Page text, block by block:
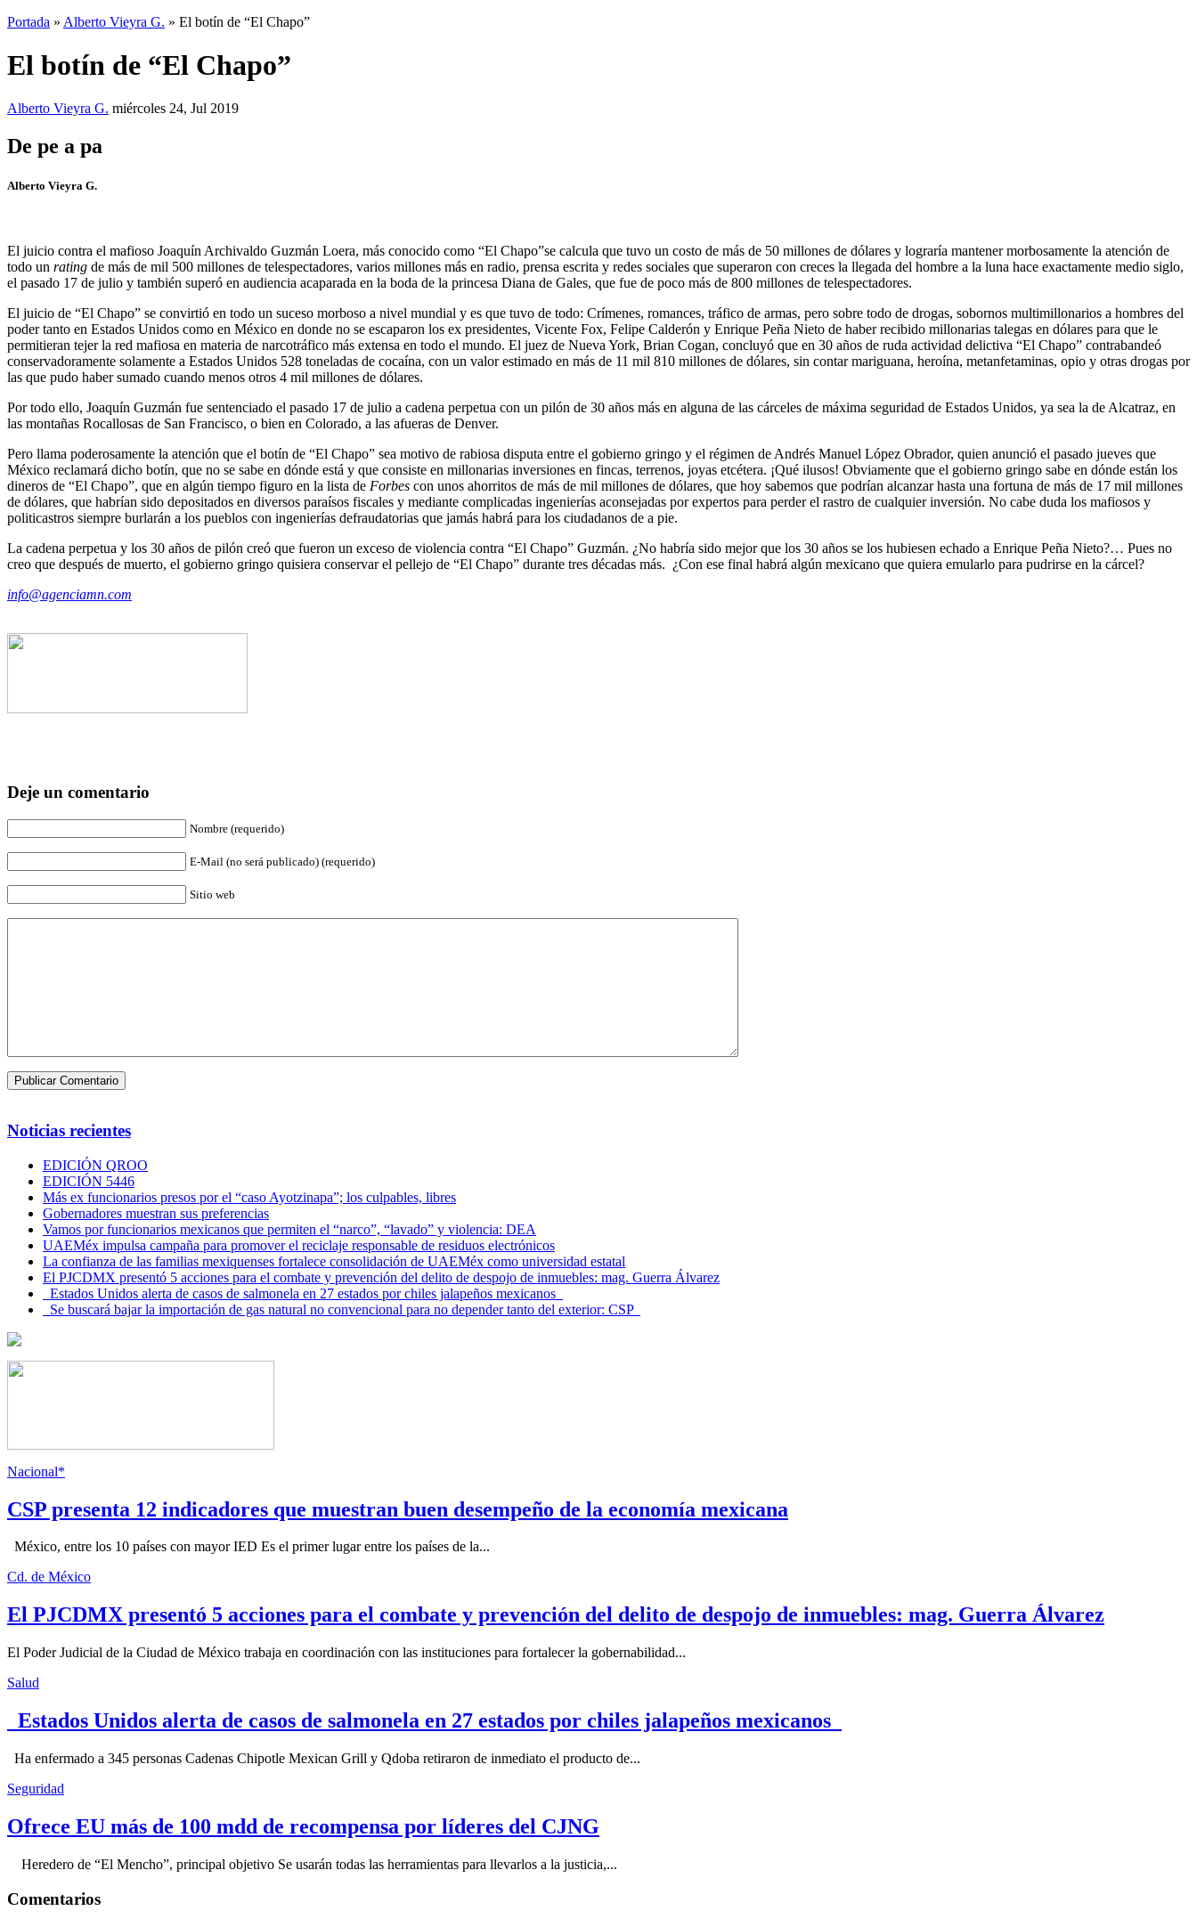
Portada » Alberto Vieyra G. » El botín de “El Chapo”
El botín de “El Chapo”
Alberto Vieyra G. miércoles 24, Jul 2019
De pe a pa
Alberto Vieyra G.
El juicio contra el mafioso Joaquín Archivaldo Guzmán Loera, más conocido como “El Chapo”se calcula que tuvo un costo de más de 50 millones de dólares y lograría mantener morbosamente la atención de
todo un rating de más de mil 500 millones de telespectadores, varios millones más en radio, prensa escrita y redes sociales que superaron con creces la llegada del hombre a la luna hace exactamente medio siglo,
el pasado 17 de julio y también superó en audiencia acaparada en la boda de la princesa Diana de Gales, que fue de poco más de 800 millones de telespectadores.
El juicio de “El Chapo” se convirtió en todo un suceso morboso a nivel mundial y es que tuvo de todo: Crímenes, romances, tráfico de armas, pero sobre todo de drogas, sobornos multimillonarios a hombres del
poder tanto en Estados Unidos como en México en donde no se escaparon los ex presidentes, Vicente Fox, Felipe Calderón y Enrique Peña Nieto de haber recibido millonarias talegas en dólares para que le
permitieran tejer la red mafiosa en materia de narcotráfico más extensa en todo el mundo. El juez de Nueva York, Brian Cogan, concluyó que en 30 años de ruda actividad delictiva “El Chapo” contrabandeó
conservadoramente solamente a Estados Unidos 528 toneladas de cocaína, con un valor estimado en más de 11 mil 810 millones de dólares, sin contar mariguana, heroína, metanfetaminas, opio y otras drogas por
las que pudo haber sumado cuando menos otros 4 mil millones de dólares.
Por todo ello, Joaquín Guzmán fue sentenciado el pasado 17 de julio a cadena perpetua con un pilón de 30 años más en alguna de las cárceles de máxima seguridad de Estados Unidos, ya sea la de Alcatraz, en
las montañas Rocallosas de San Francisco, o bien en Colorado, a las afueras de Denver.
Pero llama poderosamente la atención que el botín de “El Chapo” sea motivo de rabiosa disputa entre el gobierno gringo y el régimen de Andrés Manuel López Obrador, quien anunció el pasado jueves que
México reclamará dicho botín, que no se sabe en dónde está y que consiste en millonarias inversiones en fincas, terrenos, joyas etcétera. ¡Qué ilusos! Obviamente que el gobierno gringo sabe en dónde están los
dineros de “El Chapo”, que en algún tiempo figuro en la lista de Forbes con unos ahorritos de más de mil millones de dólares, que hoy sabemos que podrían alcanzar hasta una fortuna de más de 17 mil millones
de dólares, que habrían sido depositados en diversos paraísos fiscales y mediante complicadas ingenierías aconsejadas por expertos para perder el rastro de cualquier inversión. No cabe duda los mafiosos y
politicastros siempre burlarán a los pueblos con ingenierías defraudatorias que jamás habrá para los ciudadanos de a pie.
La cadena perpetua y los 30 años de pilón creó que fueron un exceso de violencia contra “El Chapo” Guzmán. ¿No habría sido mejor que los 30 años se los hubiesen echado a Enrique Peña Nieto?… Pues no
creo que después de muerto, el gobierno gringo quisiera conservar el pellejo de “El Chapo” durante tres décadas más. ¿Con ese final habrá algún mexicano que quiera emularlo para pudrirse en la cárcel?
info@agenciamn.com
Deje un comentario
Nombre (requerido)
E-Mail (no será publicado) (requerido)
Sitio web
Noticias recientes
EDICIÓN QROO
EDICIÓN 5446
Más ex funcionarios presos por el “caso Ayotzinapa”; los culpables, libres
Gobernadores muestran sus preferencias
Vamos por funcionarios mexicanos que permiten el “narco”, “lavado” y violencia: DEA
UAEMéx impulsa campaña para promover el reciclaje responsable de residuos electrónicos
La confianza de las familias mexiquenses fortalece consolidación de UAEMéx como universidad estatal
El PJCDMX presentó 5 acciones para el combate y prevención del delito de despojo de inmuebles: mag. Guerra Álvarez
Estados Unidos alerta de casos de salmonela en 27 estados por chiles jalapeños mexicanos
Se buscará bajar la importación de gas natural no convencional para no depender tanto del exterior: CSP
Nacional*
CSP presenta 12 indicadores que muestran buen desempeño de la economía mexicana
México, entre los 10 países con mayor IED Es el primer lugar entre los países de la...
Cd. de México
El PJCDMX presentó 5 acciones para el combate y prevención del delito de despojo de inmuebles: mag. Guerra Álvarez
El Poder Judicial de la Ciudad de México trabaja en coordinación con las instituciones para fortalecer la gobernabilidad...
Salud
Estados Unidos alerta de casos de salmonela en 27 estados por chiles jalapeños mexicanos
Ha enfermado a 345 personas Cadenas Chipotle Mexican Grill y Qdoba retiraron de inmediato el producto de...
Seguridad
Ofrece EU más de 100 mdd de recompensa por líderes del CJNG
Heredero de “El Mencho”, principal objetivo Se usarán todas las herramientas para llevarlos a la justicia,...
Comentarios